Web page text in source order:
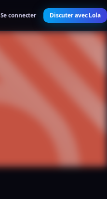
Se connecter Discuter avec Lola